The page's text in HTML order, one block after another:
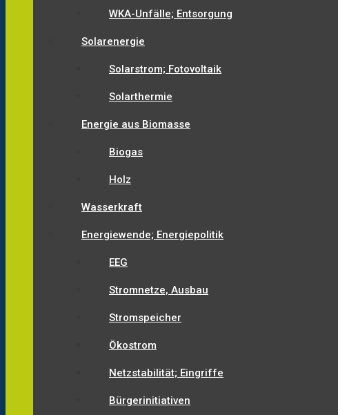
WKA-Unfälle; Entsorgung
Solarenergie
Solarstrom; Fotovoltaik
Solarthermie
Energie aus Biomasse
Biogas
Holz
Wasserkraft
Energiewende; Energiepolitik
EEG
Stromnetze, Ausbau
Stromspeicher
Ökostrom
Netzstabilität; Eingriffe
Bürgerinitiativen